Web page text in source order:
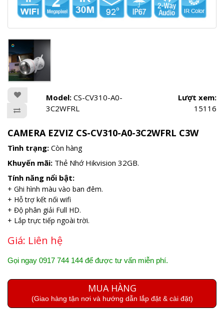
Model: CS-CV310-A0-
3C2WFRL
Lượt xem:
15116
CAMERA EZVIZ CS-CV310-A0-3C2WFRL C3W
Tình trạng: Còn hàng
Khuyến mãi: Thẻ Nhớ Hikvision 32GB.
Tính năng nổi bật:
+ Ghi hình màu vào ban đêm.
+ Hỗ trợ kết nối wifi
+ Độ phân giải Full HD.
+ Lắp trực tiếp ngoài trời.
Giá: Liên hệ
Gọi ngay 0917 744 144 để được tư vấn miễn phí.
MUA HÀNG
(Giao hàng tận nơi và hướng dẫn lắp đặt & cài đặt)